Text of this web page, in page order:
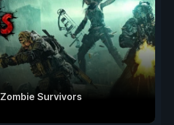
Survivors